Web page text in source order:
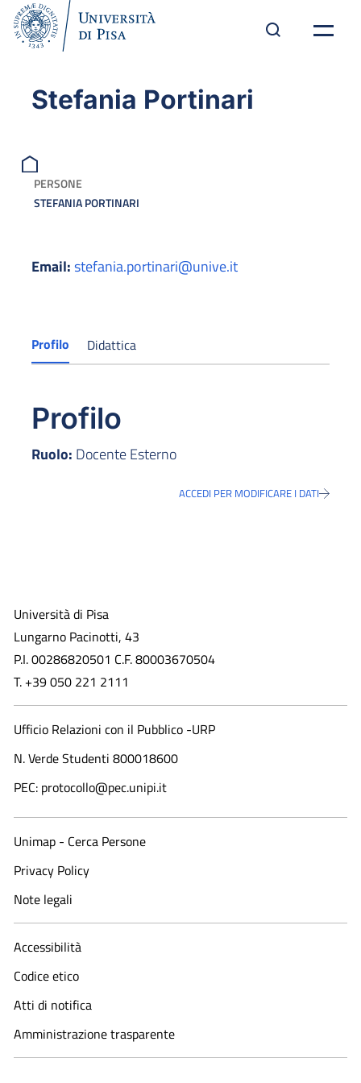
Stefania Portinari
PERSONE
STEFANIA PORTINARI
Email:stefania.portinari@unive.it
Profilo Didattica
Profilo
Ruolo: Docente Esterno
ACCEDI PER MODIFICARE I DATI
Università di Pisa
Lungarno Pacinotti, 43
P.I. 00286820501 C.F. 80003670504
T. +39 050 221 2111
Ufficio Relazioni con il Pubblico -URP
N. Verde Studenti 800018600​
PEC: protocollo@pec.unipi.it
Unimap - Cerca Persone
Privacy Policy
Note legali
Accessibilità
Codice etico
Atti di notifica
Amministrazione trasparente